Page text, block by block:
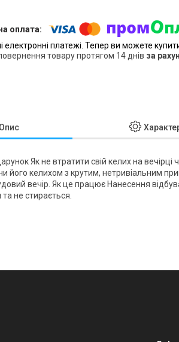
електронні платежі. Тепер ви можете
товару протягом 14 днів за
Опис
Як не втратити свій келих на
його келихом з крутим, нетривіальним
вечір. Як це працює Нанесення
не стирається.